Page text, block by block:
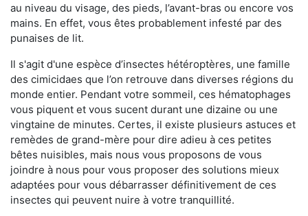
au niveau du visage, des pieds, l’avant-bras ou encore vos
mains. En effet, vous êtes probablement infesté par des
punaises de lit.
Il s'agit d'une espèce d’insectes hétéroptères, une famille
des cimicidaes que l’on retrouve dans diverses régions du
monde entier. Pendant votre sommeil, ces hématophages
vous piquent et vous sucent durant une dizaine ou une
vingtaine de minutes. Certes, il existe plusieurs astuces et
remèdes de grand-mère pour dire adieu à ces petites
bêtes nuisibles, mais nous vous proposons de vous
joindre à nous pour vous proposer des solutions mieux
adaptées pour vous débarrasser définitivement de ces
insectes qui peuvent nuire à votre tranquillité.